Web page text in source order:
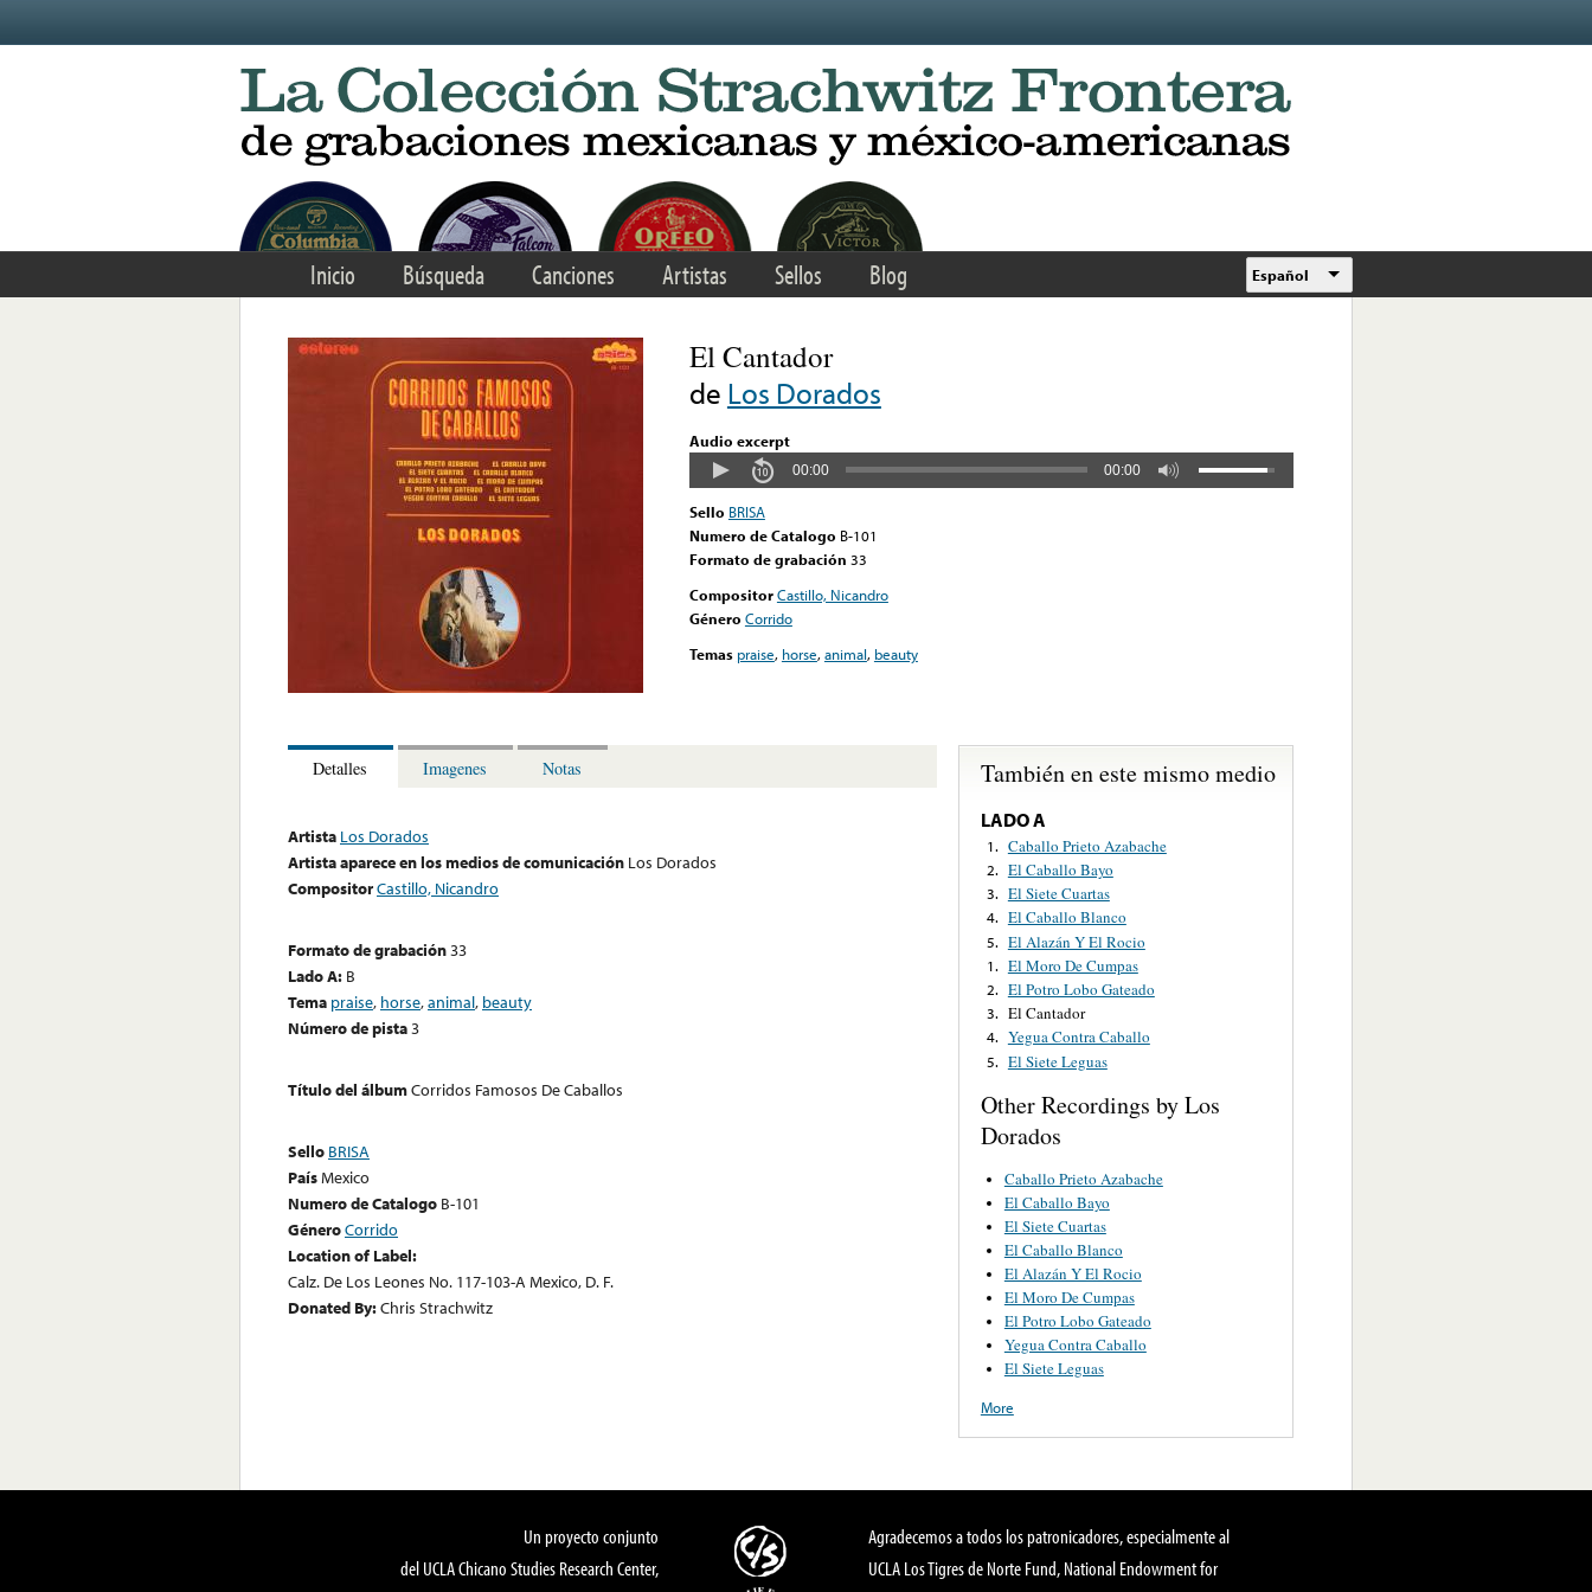
Inicio Búsqueda Canciones Artistas Sellos Blog Español
El Cantador
de Los Dorados
Audio excerpt
00:00 00:00
Sello BRISA
Numero de Catalogo B-101
Formato de grabación 33
CompositorCastillo, Nicandro
Género Corrido
Temas praise, horse,animal, beauty
Detalles Imagenes Notas
Artista Los Dorados
Artista aparece en los medios de comunicación Los Dorados
CompositorCastillo, Nicandro
Formato de grabación33
Lado A: B
Tema praise, horse,animal, beauty
Número de pista3
Título del álbumCorridos Famosos De Caballos
Sello BRISA
PaísMexico
Numero de Catalogo B-101
GéneroCorrido
Location of Label:
Calz. De Los Leones No. 117-103-A Mexico, D. F.
Donated By:Chris Strachwitz
También en este mismo medio
LADO A
1. Caballo Prieto Azabache
2. El Caballo Bayo
3. El Siete Cuartas
4. El Caballo Blanco
5. El Alazán Y El Rocio
1. El Moro De Cumpas
2. El Potro Lobo Gateado
3. El Cantador
4. Yegua Contra Caballo
5. El Siete Leguas
Other Recordings by Los
Dorados
Caballo Prieto Azabache
El Caballo Bayo
El Siete Cuartas
El Caballo Blanco
El Alazán Y El Rocio
El Moro De Cumpas
El Potro Lobo Gateado
Yegua Contra Caballo
El Siete Leguas
More
Un proyecto conjunto
del UCLA Chicano Studies Research Center,
Agradecemos a todos los patronicadores, especialmente al
UCLA Los Tigres de Norte Fund, National Endowment for